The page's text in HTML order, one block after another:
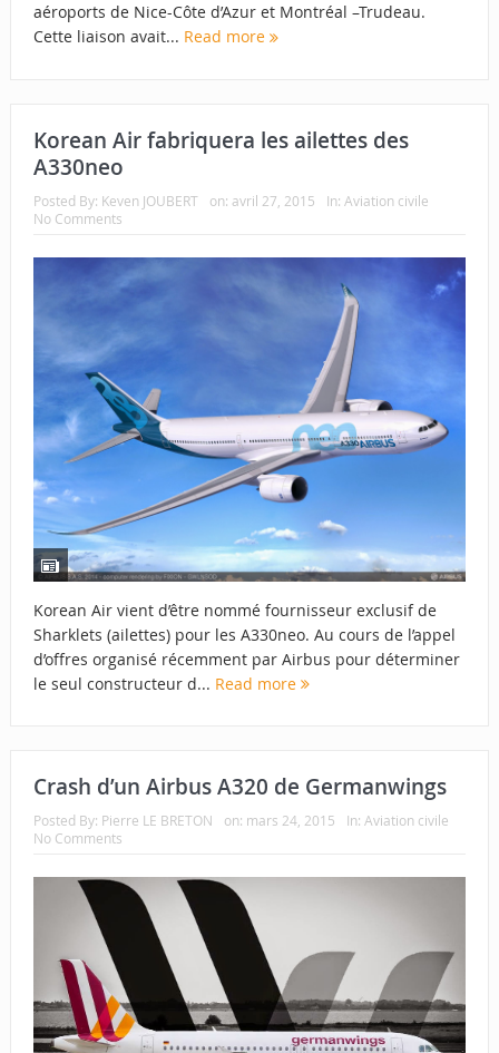
aéroports de Nice-Côte d’Azur et Montréal –Trudeau.
Cette liaison avait... Read more
Korean Air fabriquera les ailettes des
A330neo
Posted By: Keven JOUBERT on: avril 27, 2015 In: Aviation civile
No Comments
Korean Air vient d’être nommé fournisseur exclusif de
Sharklets (ailettes) pour les A330neo. Au cours de l’appel
d’offres organisé récemment par Airbus pour déterminer
le seul constructeur d... Read more
Crash d’un Airbus A320 de Germanwings
Posted By: Pierre LE BRETON on: mars 24, 2015 In: Aviation civile
No Comments